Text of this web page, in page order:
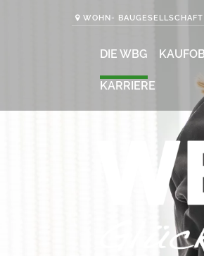
WOHN-
DIE WBG
KARRIERE